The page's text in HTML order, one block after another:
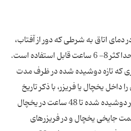
اتاق به شرطی كه دور از آفتاب،
كه تازه دوشیده شده در ظرف مدت
داخل یخچال یا فریزر، با ذكر تاریخ
دوشیدن شیر قرار داد. شیر دوشیده شده تا 48 ساعت در یخچال
جایخی یخچال و در فریزر‌های